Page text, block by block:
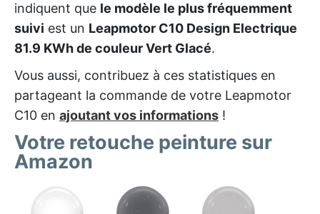
indiquent que le modèle le plus fréquemment
suivi est un Leapmotor C10 Design Electrique
81.9 KWh de couleur Vert Glacé.
Vous aussi, contribuez à ces statistiques en
partageant la commande de votre Leapmotor
C10 en ajoutant vos informations !
Votre retouche peinture sur
Amazon